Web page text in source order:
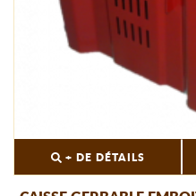
+ DE DÉTAILS